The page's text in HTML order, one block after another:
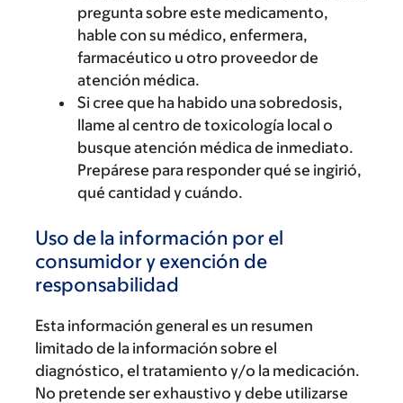
pregunta sobre este medicamento,
hable con su médico, enfermera,
farmacéutico u otro proveedor de
atención médica.
Si cree que ha habido una sobredosis,
llame al centro de toxicología local o
busque atención médica de inmediato.
Prepárese para responder qué se ingirió,
qué cantidad y cuándo.
Uso de la información por el
consumidor y exención de
responsabilidad
Esta información general es un resumen
limitado de la información sobre el
diagnóstico, el tratamiento y/o la medicación.
No pretende ser exhaustivo y debe utilizarse